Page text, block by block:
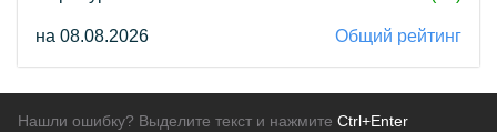
на 08.08.2026 Общий рейтинг
Нашли ошибку? Выделите текст и нажмите Ctrl+Enter